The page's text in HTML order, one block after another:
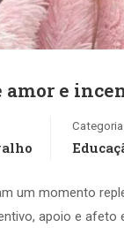
amor e
um momento
apoio e